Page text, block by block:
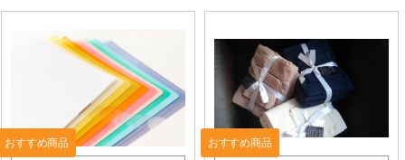
おすすめ商品 おすすめ商品